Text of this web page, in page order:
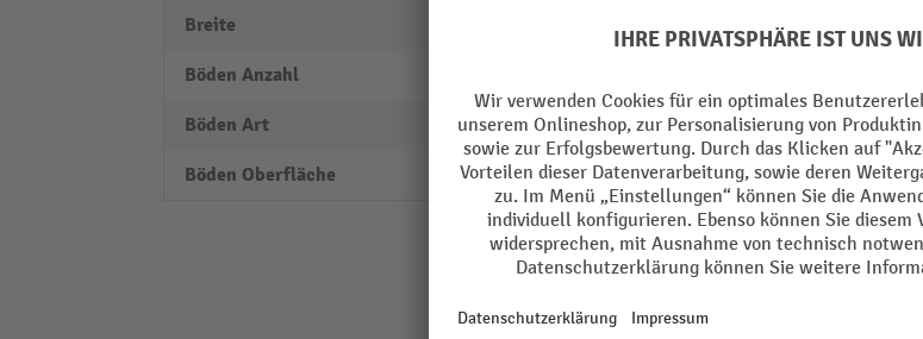
Breite
Böden Anzahl
Böden Art Einlegeboden
Böden Oberfläche verzinkt
Korpus RAL
Marke
Schloss Typ
Alle technische Details